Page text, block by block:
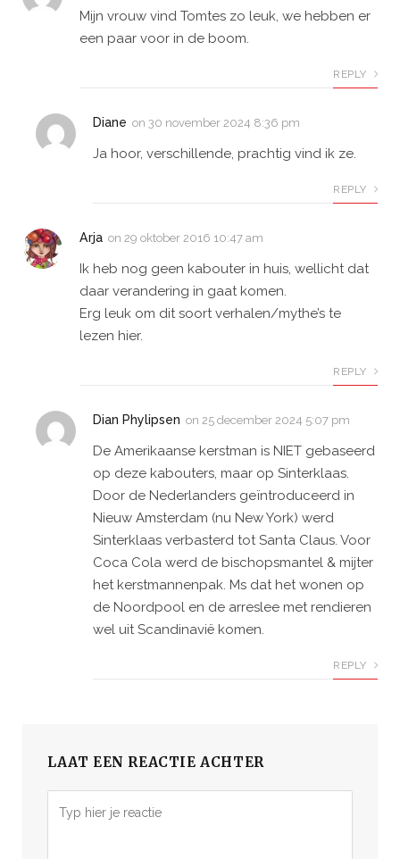
Mijn vrouw vind Tomtes zo leuk, we hebben er
een paar voor in de boom.
REPLY
Diane on 30 november 2024 8:36 pm
Ja hoor, verschillende, prachtig vind ik ze.
REPLY
Arja on 29 oktober 2016 10:47 am
Ik heb nog geen kabouter in huis, wellicht dat
daar verandering in gaat komen.
Erg leuk om dit soort verhalen/mythe’s te
lezen hier.
REPLY
Dian Phylipsen on 25 december 2024 5:07 pm
De Amerikaanse kerstman is NIET gebaseerd
op deze kabouters, maar op Sinterklaas.
Door de Nederlanders geïntroduceerd in
Nieuw Amsterdam (nu New York) werd
Sinterklaas verbasterd tot Santa Claus. Voor
Coca Cola werd de bischopsmantel & mijter
het kerstmannenpak. Ms dat het wonen op
de Noordpool en de arreslee met rendieren
wel uit Scandinavië komen.
REPLY
LAAT EEN REACTIE ACHTER